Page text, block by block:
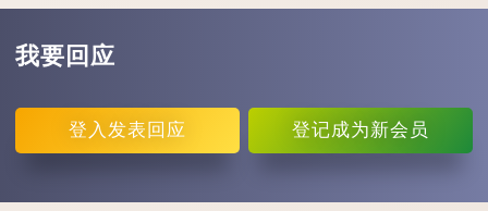
我要回应
登入 发表回应 登记成为新会员